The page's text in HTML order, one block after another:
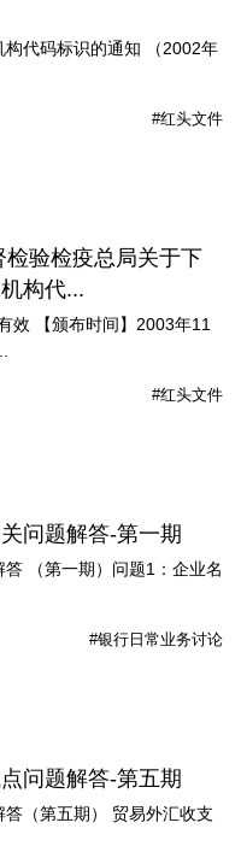
代码标识的通知 （2002年
#红头文件
检验检疫总局关于下
构代...
效 【颁布时间】2003年11
#红头文件
问题解答-第一期
（第一期）问题1：企业名
#银行日常业务讨论
问题解答-第五期
（第五期） 贸易外汇收支